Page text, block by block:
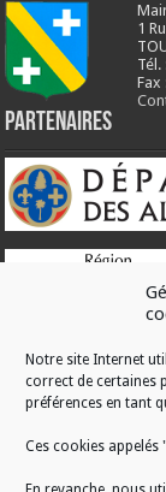
Notre site Internet
correct de certaines
préférences en tant
Ces cookies
1
Tél.
Fax
Partenaires
RÉALISATION